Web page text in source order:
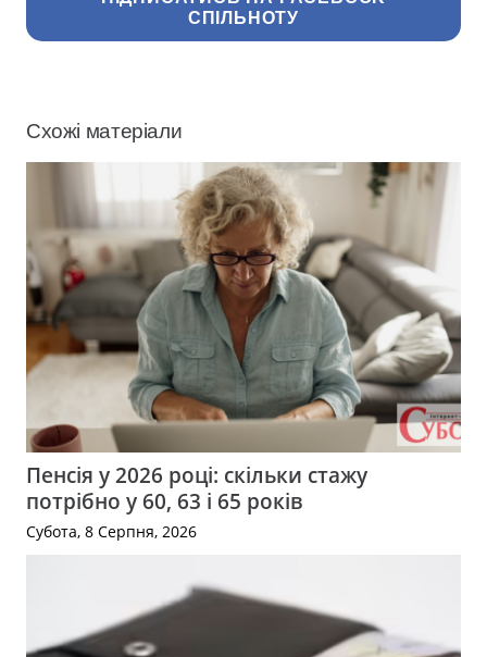
СПІЛЬНОТУ
Схожі матеріали
Пенсія у 2026 році: скільки стажу
потрібно у 60, 63 і 65 років
Субота, 8 Серпня, 2026